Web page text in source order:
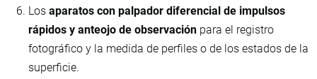
Los aparatos con palpador diferencial de impulsos
rápidos y anteojo de observación para el registro
fotográfico y la medida de perfiles o de los estados de la
superficie.